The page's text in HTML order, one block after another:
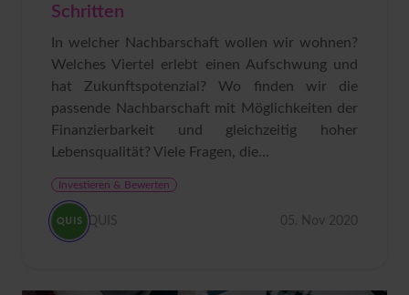
Schritten
In welcher Nachbarschaft wollen wir wohnen?
Welches Viertel erlebt einen Aufschwung und
hat Zukunftspotenzial? Wo finden wir die
passende Nachbarschaft mit Möglichkeiten der
Finanzierbarkeit und gleichzeitig hoher
Lebensqualität? Viele Fragen, die...
Investieren & Bewerten
QUIS 05. Nov 2020